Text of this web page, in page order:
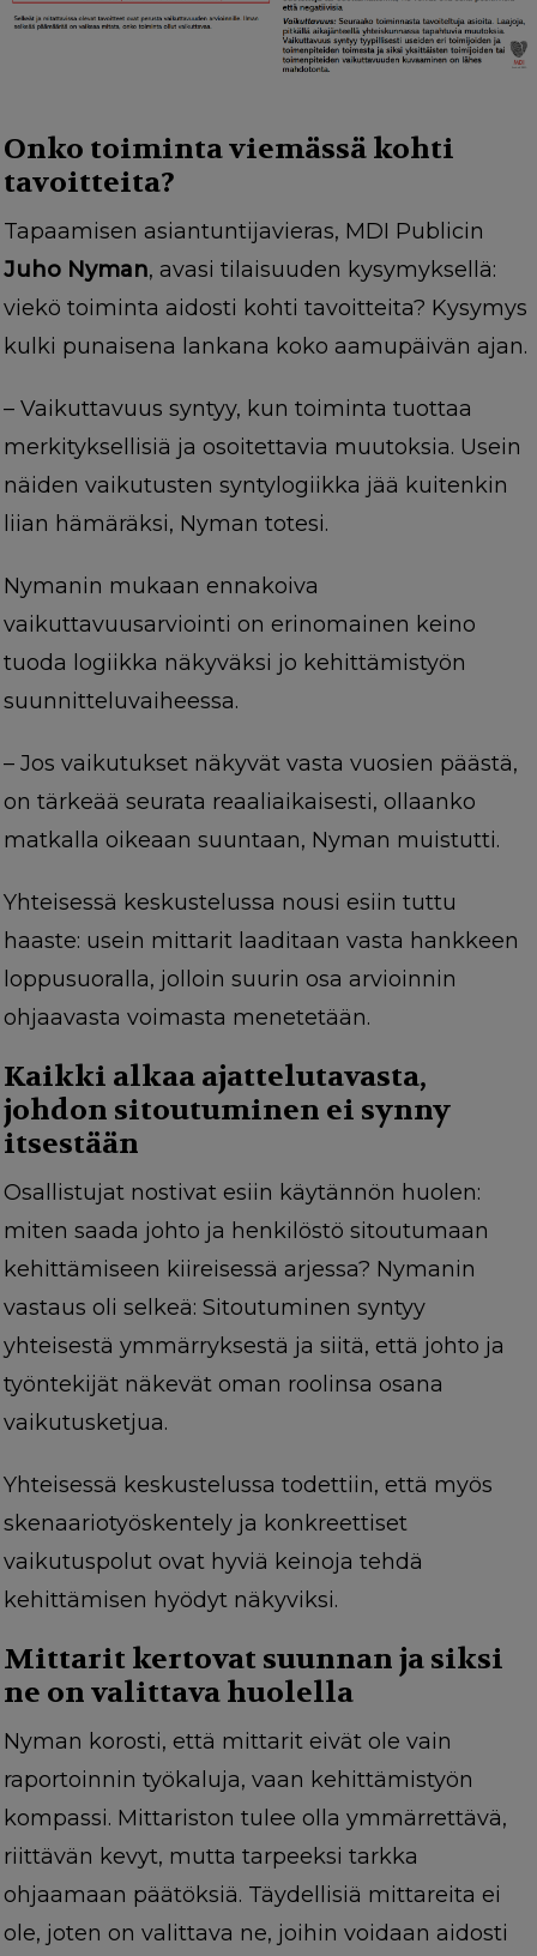
Onko toiminta viemässä kohti
tavoitteita?
Tapaamisen asiantuntijavieras, MDI Publicin
Juho Nyman, avasi tilaisuuden kysymyksellä:
viekö toiminta aidosti kohti tavoitteita? Kysymys
kulki punaisena lankana koko aamupäivän ajan.
– Vaikuttavuus syntyy, kun toiminta tuottaa
merkityksellisiä ja osoitettavia muutoksia. Usein
näiden vaikutusten syntylogiikka jää kuitenkin
liian hämäräksi, Nyman totesi.
Nymanin mukaan ennakoiva
vaikuttavuusarviointi on erinomainen keino
tuoda logiikka näkyväksi jo kehittämistyön
suunnitteluvaiheessa.
– Jos vaikutukset näkyvät vasta vuosien päästä,
on tärkeää seurata reaaliaikaisesti, ollaanko
matkalla oikeaan suuntaan, Nyman muistutti.
Yhteisessä keskustelussa nousi esiin tuttu
haaste: usein mittarit laaditaan vasta hankkeen
loppusuoralla, jolloin suurin osa arvioinnin
ohjaavasta voimasta menetetään.
Kaikki alkaa ajattelutavasta,
johdon sitoutuminen ei synny
itsestään
Osallistujat nostivat esiin käytännön huolen:
miten saada johto ja henkilöstö sitoutumaan
kehittämiseen kiireisessä arjessa? Nymanin
vastaus oli selkeä: Sitoutuminen syntyy
yhteisestä ymmärryksestä ja siitä, että johto ja
työntekijät näkevät oman roolinsa osana
vaikutusketjua.
Yhteisessä keskustelussa todettiin, että myös
skenaariotyöskentely ja konkreettiset
vaikutuspolut ovat hyviä keinoja tehdä
kehittämisen hyödyt näkyviksi.
Mittarit kertovat suunnan ja siksi
ne on valittava huolella
Nyman korosti, että mittarit eivät ole vain
raportoinnin työkaluja, vaan kehittämistyön
kompassi. Mittariston tulee olla ymmärrettävä,
riittävän kevyt, mutta tarpeeksi tarkka
ohjaamaan päätöksiä. Täydellisiä mittareita ei
ole, joten on valittava ne, joihin voidaan aidosti